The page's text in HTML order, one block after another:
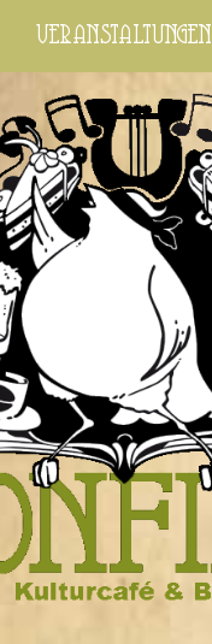
veranstaltungen